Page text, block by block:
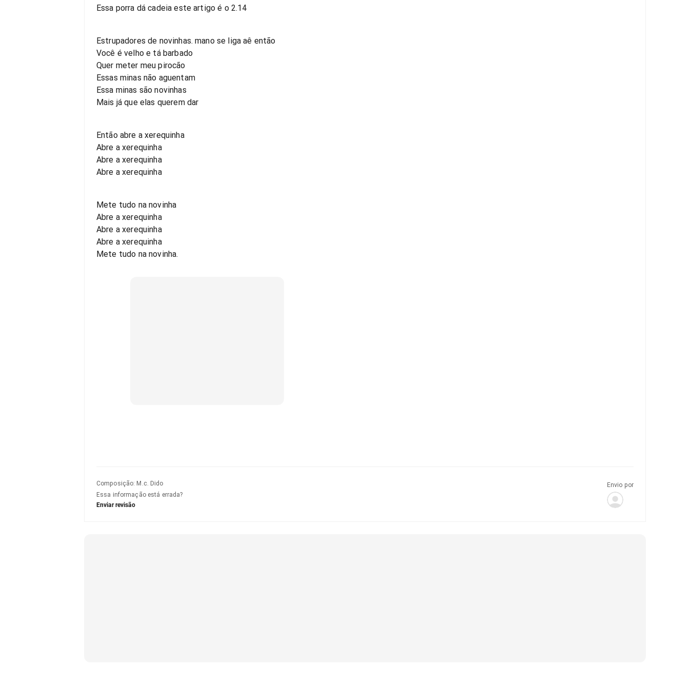
Essa porra dá cadeia este artigo é o 2.14
Estrupadores de novinhas. mano se liga aê então
Você é velho e tá barbado
Quer meter meu pirocão
Essas minas não aguentam
Essa minas são novinhas
Mais já que elas querem dar
Então abre a xerequinha
Abre a xerequinha
Abre a xerequinha
Abre a xerequinha
Mete tudo na novinha
Abre a xerequinha
Abre a xerequinha
Abre a xerequinha
Mete tudo na novinha.
Composição: M.c. Dido
Essa informação está errada?
Enviar revisão
Envio por